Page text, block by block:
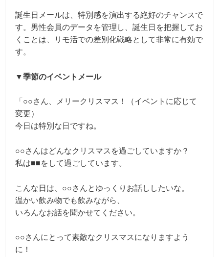
誕生日メールは、特別感を演出する絶好のチャンスで
す。男性会員のデータを管理し、誕生日を把握してお
くことは、リモ活での差別化戦略として非常に有効で
す。
▼季節のイベントメール
「○○さん、メリークリスマス！（イベントに応じて
変更）
今日は特別な日ですね。
○○さんはどんなクリスマスを過ごしていますか？
私は■■をして過ごしています。
こんな日は、○○さんとゆっくりお話ししたいな。
温かい飲み物でも飲みながら、
いろんなお話を聞かせてください。
○○さんにとって素敵なクリスマスになりますよう
に！